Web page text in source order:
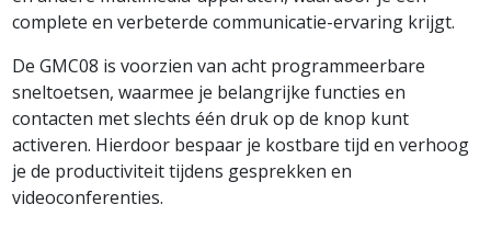
complete en verbeterde communicatie-ervaring krijgt.
De GMC08 is voorzien van acht programmeerbare
sneltoetsen, waarmee je belangrijke functies en
contacten met slechts één druk op de knop kunt
activeren. Hierdoor bespaar je kostbare tijd en verhoog
je de productiviteit tijdens gesprekken en
videoconferenties.